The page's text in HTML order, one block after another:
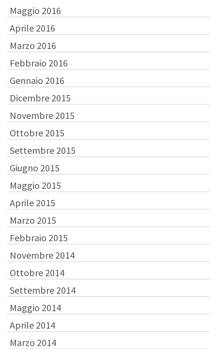
Maggio 2016
Aprile 2016
Marzo 2016
Febbraio 2016
Gennaio 2016
Dicembre 2015
Novembre 2015
Ottobre 2015
Settembre 2015
Giugno 2015
Maggio 2015
Aprile 2015
Marzo 2015
Febbraio 2015
Novembre 2014
Ottobre 2014
Settembre 2014
Maggio 2014
Aprile 2014
Marzo 2014